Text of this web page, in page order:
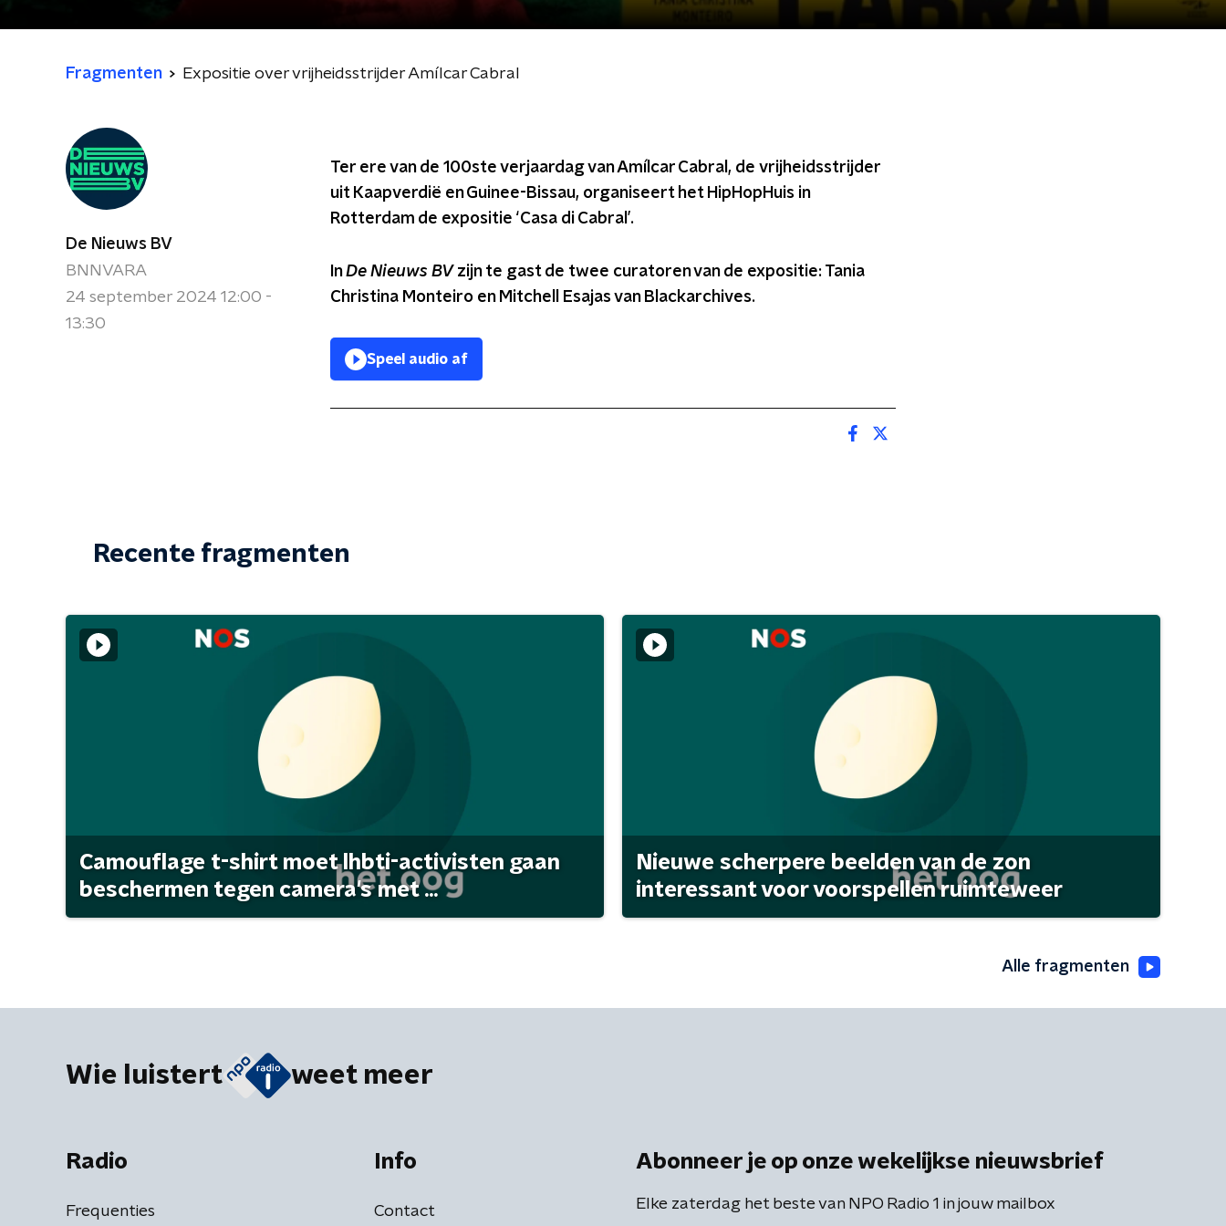
Fragmenten Expositie over vrijheidsstrijder Amílcar Cabral
De Nieuws BV
BNNVARA
24 september 2024 12:00 -
13:30
Ter ere van de 100ste verjaardag van Amílcar Cabral, de vrijheidsstrijder
uit Kaapverdië en Guinee-Bissau, organiseert het HipHopHuis in
Rotterdam de expositie ‘Casa di Cabral’.
InDe Nieuws BVzijn te gast de twee curatoren van de expositie: Tania
Christina Monteiro en Mitchell Esajas van Blackarchives.
Speel audio af
Recente fragmenten
Camouflage t-shirt moet lhbti-activisten gaan
beschermen tegen camera's met ...
Nieuwe scherpere beelden van de zon
interessant voor voorspellen ruimteweer
Alle fragmenten
Wie luistert weet meer
Radio
Frequenties
Info
Contact
Abonneer je op onze wekelijkse nieuwsbrief
Elke zaterdag het beste van NPO Radio 1 in jouw mailbox